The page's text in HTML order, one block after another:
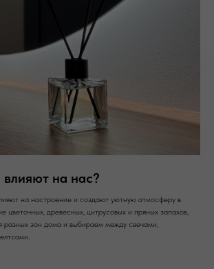
на нас?
на настроение и создают уютную атмосферу в
цветочных, древесных, цитрусовых и пряных запахов,
разных зон дома и выбираем между свечами,